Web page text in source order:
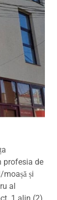
profesia de
și
al